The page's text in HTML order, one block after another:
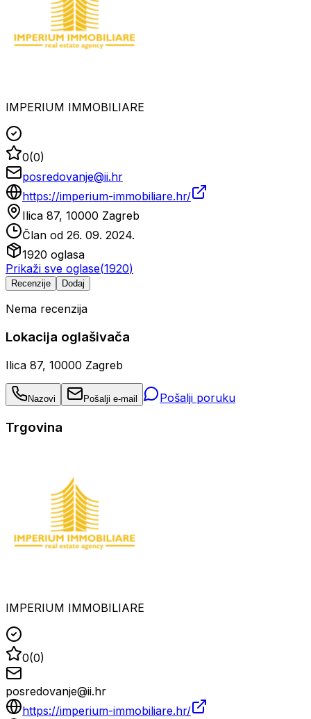
IMPERIUM IMMOBILIARE
0(0)
posredovanje@ii.hr
https://imperium-immobiliare.hr/
Ilica 87, 10000 Zagreb
Član od 26. 09. 2024.
1920 oglasa
Prikaži sve oglase(1920)
Recenzije Dodaj
Nema recenzija
Lokacija oglašivača
Ilica 87, 10000 Zagreb
Nazovi Pošalji e-mail Pošalji poruku
Trgovina
IMPERIUM IMMOBILIARE
0(0)
posredovanje@ii.hr
https://imperium-immobiliare.hr/